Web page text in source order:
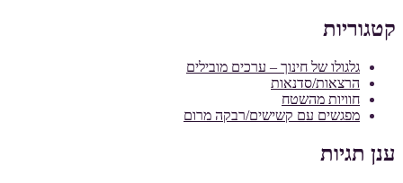
קטגוריות
גלגולו של חינוך – ערכים מובילים
הרצאות/סדנאות
חוויות מהשטח
מפגשים עם קשישים/רבקה מרום
ענן תגיות